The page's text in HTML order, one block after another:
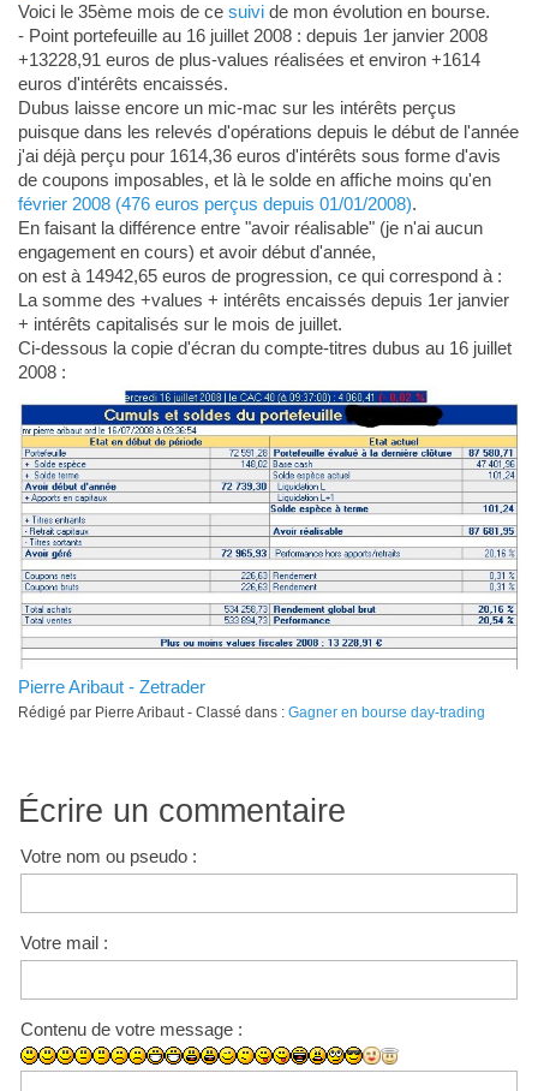
Voici le 35ème mois de ce suivide mon évolution en bourse.
- Point portefeuille au 16 juillet 2008 : depuis 1er janvier 2008
+13228,91 euros de plus-values réalisées et environ +1614
euros d'intérêts encaissés.
Dubus laisse encore un mic-mac sur les intérêts perçus
puisque dans les relevés d'opérations depuis le début de l'année
j'ai déjà perçu pour 1614,36 euros d'intérêts sous forme d'avis
de coupons imposables, et là le solde en affiche moins qu'en
février 2008 (476 euros perçus depuis 01/01/2008).
En faisant la différence entre "avoir réalisable" (je n'ai aucun
engagement en cours) et avoir début d'année,
on est à 14942,65 euros de progression, ce qui correspond à :
La somme des +values + intérêts encaissés depuis 1er janvier
+ intérêts capitalisés sur le mois de juillet.
Ci-dessous la copie d'écran du compte-titres dubus au 16 juillet
2008 :
Pierre Aribaut - Zetrader
Rédigé par Pierre Aribaut - Classé dans : Gagner en bourse day-trading
Écrire un commentaire
Votre nom ou pseudo :
Votre mail :
Contenu de votre message :